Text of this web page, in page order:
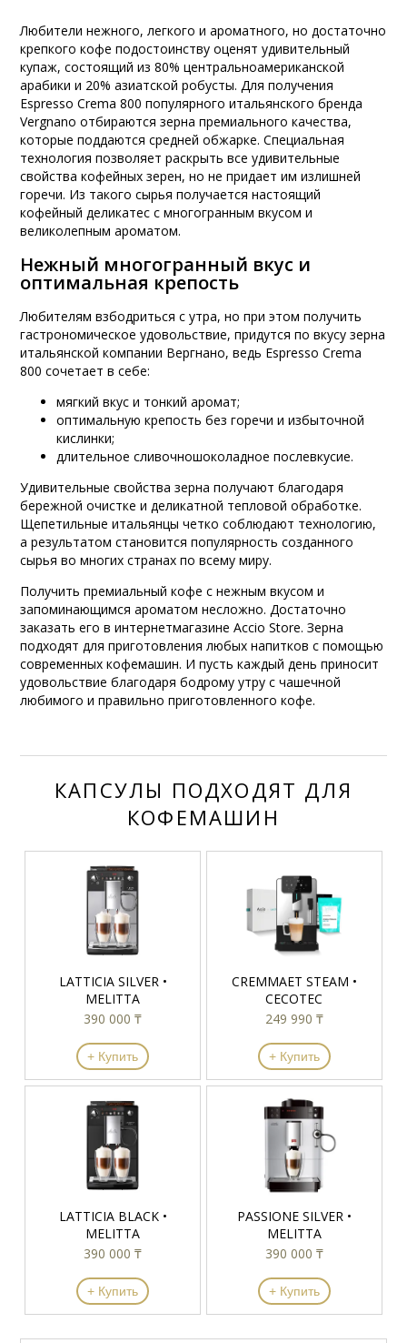
Любители нежного, легкого и ароматного, но достаточно
крепкого кофе подостоинству оценят удивительный
купаж, состоящий из 80% центральноамериканской
арабики и 20% азиатской робусты. Для получения
Espresso Crema 800 популярного итальянского бренда
Vergnano отбираются зерна премиального качества,
которые поддаются средней обжарке. Специальная
технология позволяет раскрыть все удивительные
свойства кофейных зерен, но не придает им излишней
горечи. Из такого сырья получается настоящий
кофейный деликатес с многогранным вкусом и
великолепным ароматом.
Нежный многогранный вкус и
оптимальная крепость
Любителям взбодриться с утра, но при этом получить
гастрономическое удовольствие, придутся по вкусу зерна
итальянской компании Вергнано, ведь Espresso Crema
800 сочетает в себе:
мягкий вкус и тонкий аромат;
оптимальную крепость без горечи и избыточной
кислинки;
длительное сливочношоколадное послевкусие.
Удивительные свойства зерна получают благодаря
бережной очистке и деликатной тепловой обработке.
Щепетильные итальянцы четко соблюдают технологию,
а результатом становится популярность созданного
сырья во многих странах по всему миру.
Получить премиальный кофе с нежным вкусом и
запоминающимся ароматом несложно. Достаточно
заказать его в интернетмагазине Accio Store. Зерна
подходят для приготовления любых напитков с помощью
современных кофемашин. И пусть каждый день приносит
удовольствие благодаря бодрому утру с чашечной
любимого и правильно приготовленного кофе.
КАПСУЛЫ ПОДХОДЯТ ДЛЯ
КОФЕМАШИН
LATTICIA SILVER •
MELITTA
390 000 ₸
+ Купить
CREMMAET STEAM •
CECOTEC
249 990 ₸
+ Купить
LATTICIA BLACK •
MELITTA
390 000 ₸
+ Купить
PASSIONE SILVER •
MELITTA
390 000 ₸
+ Купить